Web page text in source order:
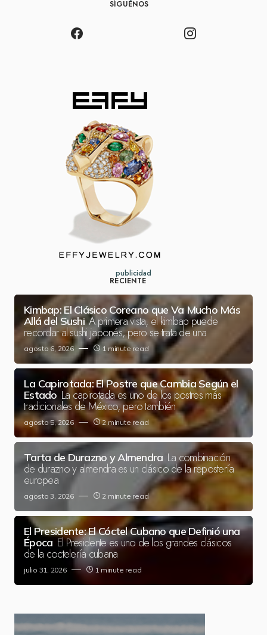
SÍGUENOS
publicidad
RECIENTE
Kimbap: El Clásico Coreano que Va Mucho Más
Allá del Sushi A primera vista, el kimbap puede
recordar al sushi japonés, pero se trata de una
agosto 6, 2026 1 minute read
La Capirotada: El Postre que Cambia Según el
Estado La capirotada es uno de los postres más
tradicionales de México, pero también
agosto 5, 2026 2 minute read
Tarta de Durazno y Almendra La combinación
de durazno y almendra es un clásico de la repostería
europea
agosto 3, 2026 2 minute read
El Presidente: El Cóctel Cubano que Definió una
Época El Presidente es uno de los grandes clásicos
de la coctelería cubana
julio 31, 2026 1 minute read